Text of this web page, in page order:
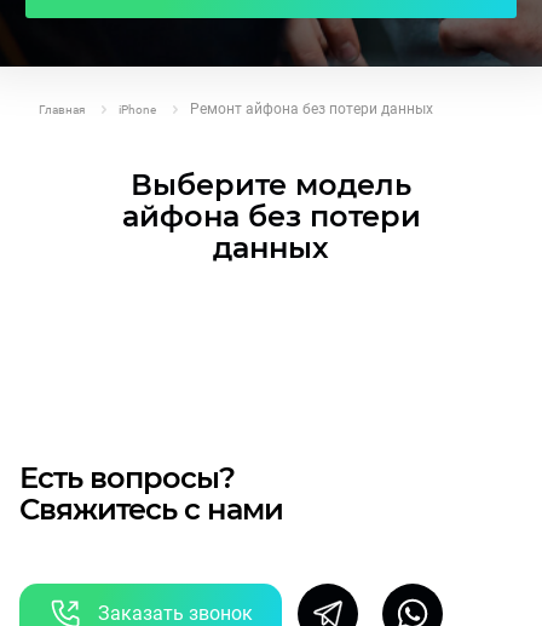
Главная iPhone Ремонт айфона без потери данных
Выберите модель
айфона без потери
данных
Есть вопросы?
Свяжитесь с нами
Заказать звонок